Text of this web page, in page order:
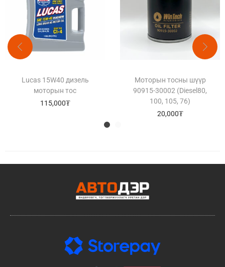
Lucas 15W40 дизель
моторын тос
115,000₮
Моторын тосны шүүр
90915-30002 (Diesel80,
100, 105, 76)
20,000₮